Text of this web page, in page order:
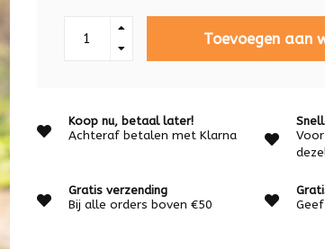
Toevoegen aan
Koop nu, betaal later!
Achteraf betalen met Klarna
Gratis verzending
Bij alle orders boven €50